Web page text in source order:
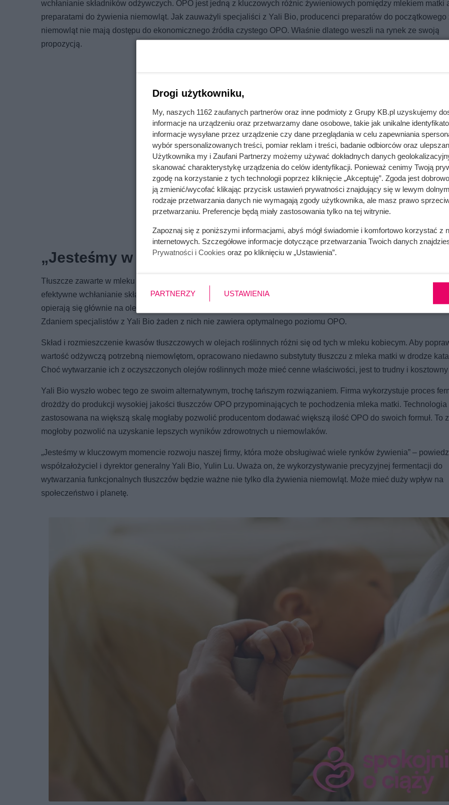
wchłanianie składników odżywczych. OPO jest jedną z kluczowych różnic żywieniowych pomiędzy mlekiem matki
preparatami do żywienia niemowląt. Jak zauważyli specjaliści z Yali Bio, producenci preparatów do
niemowląt nie mają dostępu do ekonomicznego źródła czystego OPO. Właśnie dlatego weszli na rynek ze swoją
propozycją.
„Jesteśmy w kluczowym momencie rozwoju naszej firmy”
Tłuszcze zawarte w mleku matki to triacyloglicerole – stanowią aż 98% wszystkich tłuszczów. Właśnie one
efektywne wchłanianie składników odżywczych w jelitach niemowląt. Zamiast nich komercyjne preparaty dla
opierają się głównie na olejach roślinnych (takich jak palmowy, kokosowy, rzepakowy i słonecznikowy) lub mleku
Zdaniem specjalistów z Yali Bio żaden z nich nie zawiera optymalnego poziomu OPO.
Skład i rozmieszczenie kwasów tłuszczowych w olejach roślinnych różni się od tych w mleku kobiecym. Aby
wartość odżywczą potrzebną niemowlętom, opracowano niedawno substytuty tłuszczu z mleka matki w drodze
Choć wytwarzanie ich z oczyszczonych olejów roślinnych może mieć cenne właściwości, jest to trudny i
Yali Bio wyszło wobec tego ze swoim alternatywnym, trochę tańszym rozwiązaniem. Firma wykorzystuje proces
drożdży do produkcji wysokiej jakości tłuszczów OPO przypominających te pochodzenia mleka matki. Technologia
zastosowana na większą skalę mogłaby pozwolić producentom dodawać większą ilość OPO do swoich formuł. To
mogłoby pozwolić na uzyskanie lepszych wyników zdrowotnych u niemowlaków.
„Jesteśmy w kluczowym momencie rozwoju naszej firmy, która może obsługiwać wiele rynków żywienia” –
współzałożyciel i dyrektor generalny Yali Bio, Yulin Lu. Uważa on, że wykorzystywanie precyzyjnej fermentacji do
wytwarzania funkcjonalnych tłuszczów będzie ważne nie tylko dla żywienia niemowląt. Może mieć duży wpływ na
społeczeństwo i planetę.
Drogi użytkowniku,
My, naszych 1162 zaufanych partnerów oraz inne podmioty z Grupy KB.pl uzyskujemy
informacje na urządzeniu oraz przetwarzamy dane osobowe, takie jak unikalne
informacje wysyłane przez urządzenie czy dane przeglądania w celu zapewniania
wybór spersonalizowanych treści, pomiar reklam i treści, badanie odbiorców oraz
Użytkownika my i Zaufani Partnerzy możemy używać dokładnych danych
skanować charakterystykę urządzenia do celów identyfikacji. Ponieważ cenimy Twoją
zgodę na korzystanie z tych technologii poprzez kliknięcie „Akceptuję”. Zgoda jest
ją zmienić/wycofać klikając przycisk ustawień prywatności znajdujący się w lewym
rodzaje przetwarzania danych nie wymagają zgody użytkownika, ale masz prawo
przetwarzaniu. Preferencje będą miały zastosowania tylko na tej witrynie.
Zapoznaj się z poniższymi informacjami, abyś mógł świadomie i komfortowo korzystać z
internetowych. Szczegółowe informacje dotyczące przetwarzania Twoich danych
Prywatności i Cookies oraz po kliknięciu w „Ustawienia”.
PARTNERZY USTAWIENIA